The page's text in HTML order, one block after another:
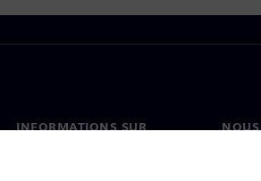
INFORMATIONS SUR